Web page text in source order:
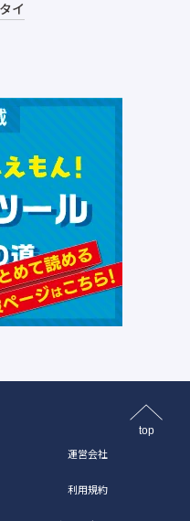
タイ
top
運営会社
利用規約